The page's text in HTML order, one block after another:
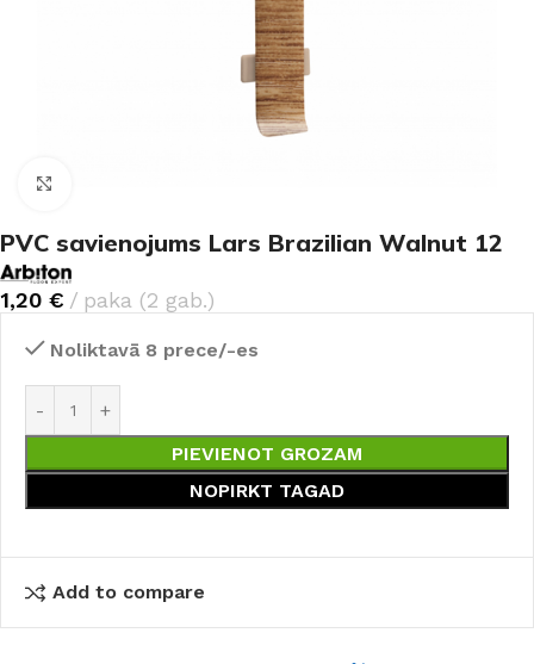
PVC savienojums Lars Brazilian Walnut 12
1,20 € paka (2 gab.)
Noliktavā 8 prece/-es
PIEVIENOT GROZAM
NOPIRKT TAGAD
Add to compare